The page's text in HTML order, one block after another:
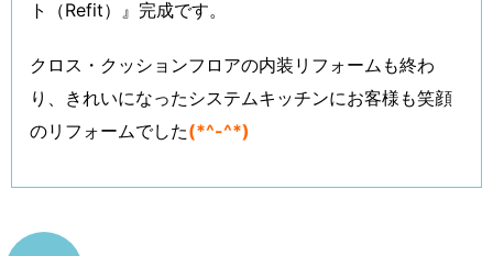
ト（Refit）』完成です。
クロス・クッションフロアの内装リフォームも終わ
り、きれいになったシステムキッチンにお客様も笑顔
のリフォームでした(*^-^*)